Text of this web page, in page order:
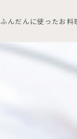
だんに使ったお料